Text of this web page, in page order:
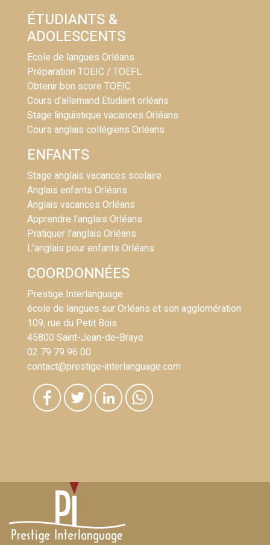
ÉTUDIANTS &
ADOLESCENTS
Ecole de langues Orléans
Préparation TOEIC / TOEFL
Obtenir bon score TOEIC
Cours d’allemand Etudiant orléans
Stage linguistique vacances Orléans
Cours anglais collégiens Orléans
ENFANTS
Stage anglais vacances scolaire
Anglais enfants Orléans
Anglais vacances Orléans
Apprendre l’anglais Orléans
Pratiquer l’anglais Orléans
L’anglais pour enfants Orléans
COORDONNÉES
Prestige Interlanguage
école de langues sur Orléans et son agglomération
109, rue du Petit Bois
45800 Saint-Jean-de-Braye
02 79 79 96 00
contact@prestige-interlanguage.com